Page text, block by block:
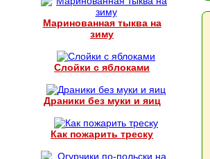
Маринованная тыква на
зиму
Слойки с яблоками
Драники без муки и яиц
Как пожарить треску